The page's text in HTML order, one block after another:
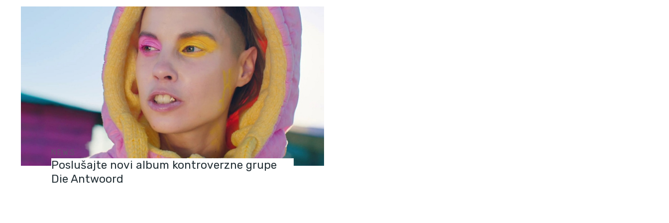
NEWS
Poslušajte novi album kontroverzne grupe
Die Antwoord